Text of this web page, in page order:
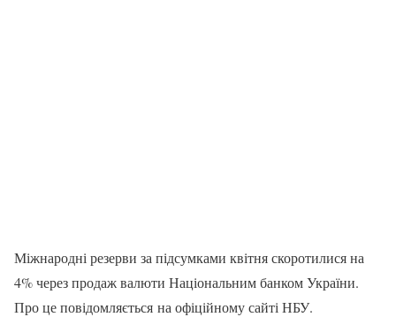
Міжнародні резерви за підсумками квітня скоротилися на
4% через продаж валюти Національним банком України.
Про це повідомляється на офіційному сайті НБУ.